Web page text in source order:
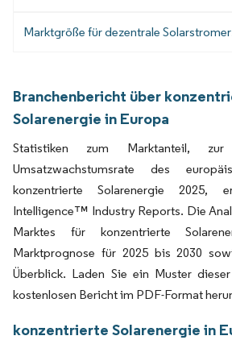
Marktgröße für dezentrale
Branchenbericht über
Solarenergie in Europa
Statistiken zum Marktanteil,
Umsatzwachstumsrate des
konzentrierte Solarenergie 2025,
Intelligence™ Industry Reports. Die
Marktes für konzentrierte
Marktprognose für 2025 bis 2030
Überblick. Laden Sie ein Muster
kostenlosen Bericht im PDF-Format
konzentrierte Solarenergie in